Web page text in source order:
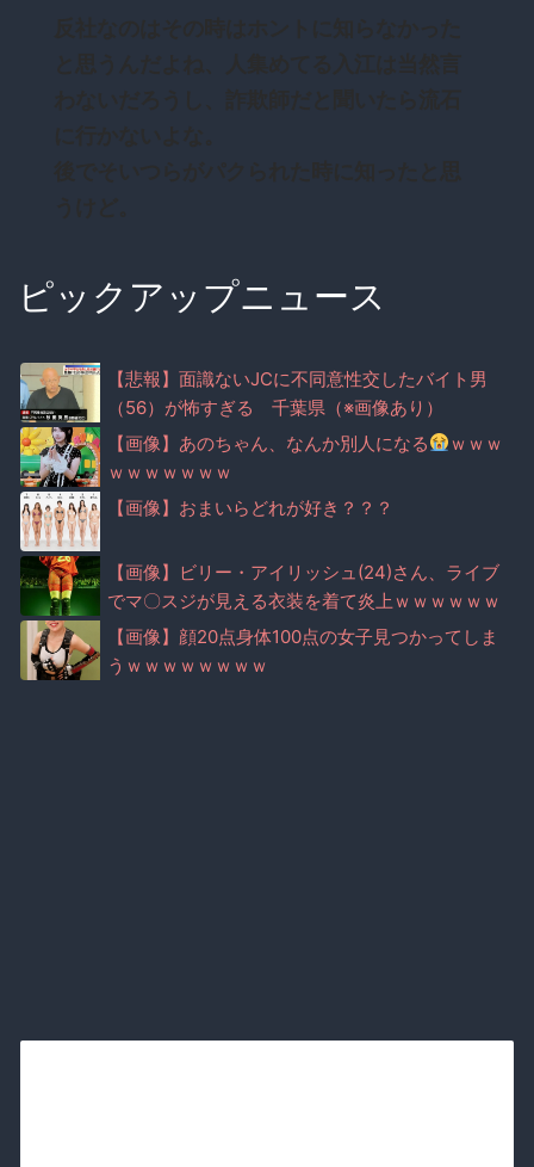
ピックアップニュース
【悲報】面識ないJCに不同意性交したバイト男
（56）が怖すぎる 千葉県（※画像あり）
【画像】あのちゃん、なんか別人になる
ｗｗｗ
ｗｗｗｗｗｗｗ
【画像】おまいらどれが好き？？？
【画像】ビリー・アイリッシュ(24)さん、ライブ
でマ〇スジが見える衣装を着て炎上ｗｗｗｗｗｗ
ｗｗｗｗ
【画像】顔20点身体100点の女子見つかってしま
うｗｗｗｗｗｗｗｗ